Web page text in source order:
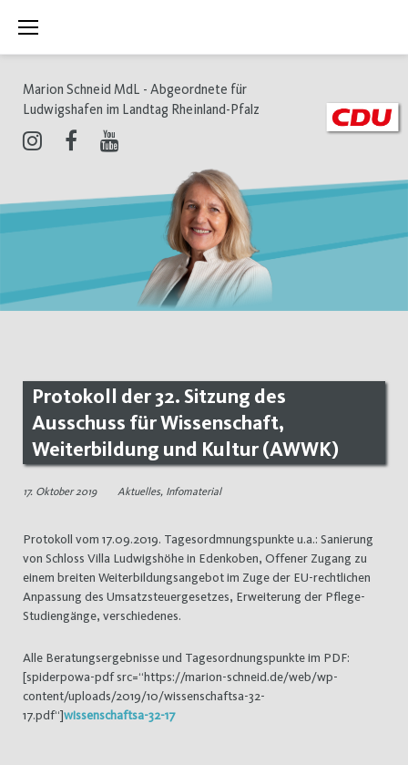
Inhalt
Marion Schneid MdL - Abgeordnete für
Ludwigshafen im Landtag Rheinland-Pfalz
Protokoll der 32. Sitzung des
Ausschuss für Wissenschaft,
Weiterbildung und Kultur (AWWK)
17. Oktober 2019 Aktuelles, Infomaterial
Protokoll vom 17.09.2019. Tagesordmnungspunkte u.a.: Sanierung
von Schloss Villa Ludwigshöhe in Edenkoben, Offener Zugang zu
einem breiten Weiterbildungsangebot im Zuge der EU-rechtlichen
Anpassung des Umsatzsteuergesetzes, Erweiterung der Pflege-
Studiengänge, verschiedenes.
Alle Beratungsergebnisse und Tagesordnungspunkte im PDF:
[spiderpowa-pdf src=“https://marion-schneid.de/web/wp-
content/uploads/2019/10/wissenschaftsa-32-
17.pdf“]wissenschaftsa-32-17